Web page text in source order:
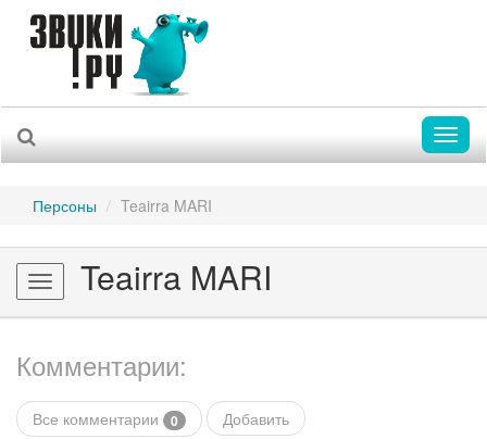
Персоны Teairra MARI
Toggle
navigation
Teairra MARI
Комментарии:
Все комментарии 0 Добавить